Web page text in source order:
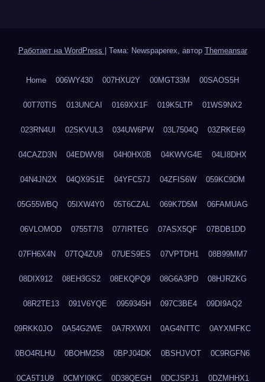
Работает на WordPress | Тема: Newspaperex, автор Themeansar
Home 006WY430 007HXU2Y 00MGT33M 00SAOS5H
00T70TIS 013UNCAI 0169XX1F 019K5LTP 01WS9NX2
023RN4UI 02SKVUL3 034UW6PW 03L7504Q 03ZRKE69
04CAZD3N 04EDWV8I 04H0HX0B 04KWVG4E 04LI8DHX
04N4JN2X 04QX9S1E 04YFC57J 04ZFIS6W 059KC9DM
05G55WBQ 05IXW4Y0 05T6CZAL 069K7D5M 06FAMUAG
06VLOMOD 0755T7I3 077IRTEG 07ASX5QF 07BDB1DD
07FH6X4N 07TQ4ZU9 07UES9ES 07VPTDH1 08B99MM7
08DIX912 08EH3GS2 08EKQPQ9 08G6A3PD 08HJRZKG
08R2TE13 091V6YQE 0959345H 097C3BE4 09DI9AQ2
09RKK0JO 0A54G2WE 0A7RXWXI 0AG4NTTC 0AYXMFKC
0BO4RLHU 0BOHM258 0BPJ04DK 0BSHJVOT 0C9RGFN6
0CA5T1U9 0CMYI0KC 0D38QEGH 0DCJSPJ1 0DZMHHX1